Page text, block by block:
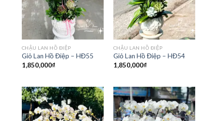
CHẬU LAN HỒ ĐIỆP
Giỏ Lan Hồ Điệp – HĐ55
1,850,000₫
CHẬU LAN HỒ ĐIỆP
Giỏ Lan Hồ Điệp – HĐ54
1,850,000₫